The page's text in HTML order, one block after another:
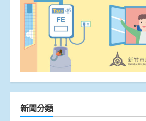
新聞分類